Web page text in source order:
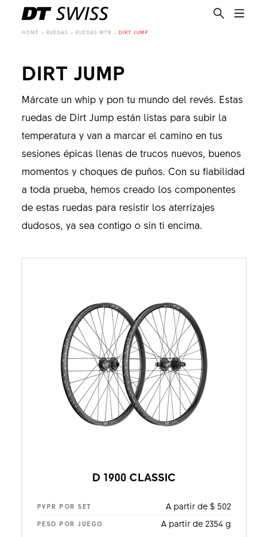
HOME RUEDAS RUEDAS MTB DIRT JUMP
DIRT JUMP
Márcate un whip y pon tu mundo del revés. Estas
ruedas de Dirt Jump están listas para subir la
temperatura y van a marcar el camino en tus
sesiones épicas llenas de trucos nuevos, buenos
momentos y choques de puños. Con su fiabilidad
a toda prueba, hemos creado los componentes
de estas ruedas para resistir los aterrizajes
dudosos, ya sea contigo o sin ti encima.
D 1900 CLASSIC
PVPR POR SET A partir de $ 502
PESO POR JUEGO A partir de 2354 g